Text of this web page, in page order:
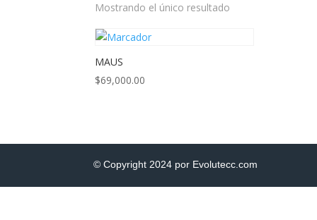
Mostrando el único resultado
MAUS
$69,000.00
© Copyright 2024 por Evolutecc.com